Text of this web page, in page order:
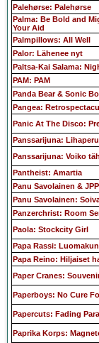
Palehørse: Palehørse
Palma: Be Bold and
Your Aid
Palmpillows: All Well
Palor: Lähenee nyt
Paltsa-Kai Salama:
PAM: PAM
Panda Bear & Sonic
Pangea:
Panic At The Disco:
Panssarijuna:
Panssarijuna: Voiko
Pantheist: Amartia
Panu Savolainen &
Panu Savolainen:
Panzerchrist: Room
Paola: Stockcity Girl
Papa Rassi:
Papa Reino: Hiljaiset
Paper Cranes:
Paperboys: No Cure
Papercuts: Fading
Paprika Korps: